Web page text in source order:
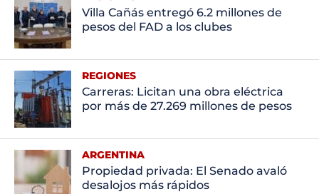
Villa Cañás entregó 6.2 millones de
pesos del FAD a los clubes
REGIONES
Carreras: Licitan una obra eléctrica
por más de 27.269 millones de pesos
ARGENTINA
Propiedad privada: El Senado avaló
desalojos más rápidos